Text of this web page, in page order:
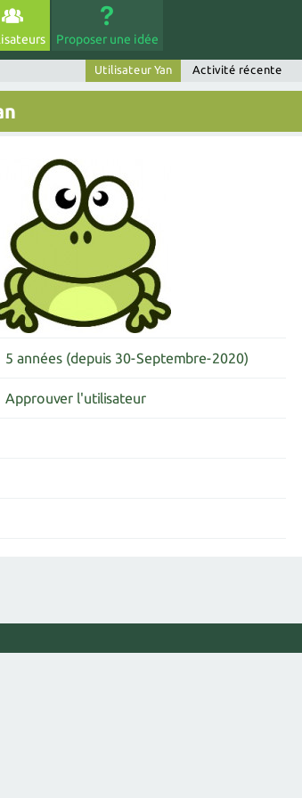
Proposer une idée
Utilisateur Yan Activité récente
5 années (depuis 30-Septembre-2020)
Approuver l'utilisateur